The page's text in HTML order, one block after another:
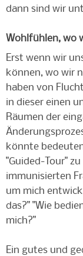
dann sind wir
Wohlfühlen, wo
Erst wenn wir
können, wo wir
haben von
in dieser einen
Räumen der
könnte
"Guided-Tour"
immunisierten
um mich
das?" "Wie
mich?"
Ein gutes und